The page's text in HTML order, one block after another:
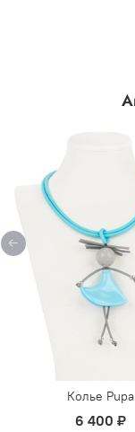
Колье Pupa
6 400 ₽